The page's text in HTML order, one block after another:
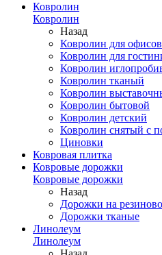
Ковролин
Ковролин
Назад
Ковролин для офисов
Ковролин для
Ковролин
Ковролин тканый
Ковролин
Ковролин бытовой
Ковролин детский
Ковролин снятый с
Циновки
Ковровая плитка
Ковровые дорожки
Ковровые дорожки
Назад
Дорожки на
Дорожки тканые
Линолеум
Линолеум